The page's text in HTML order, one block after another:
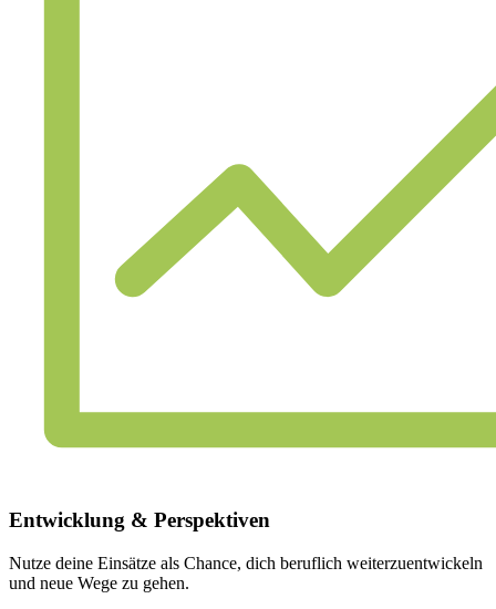
Entwicklung & Perspektiven
Nutze deine Einsätze als Chance, dich beruflich weiterzuentwickeln
und neue Wege zu gehen.